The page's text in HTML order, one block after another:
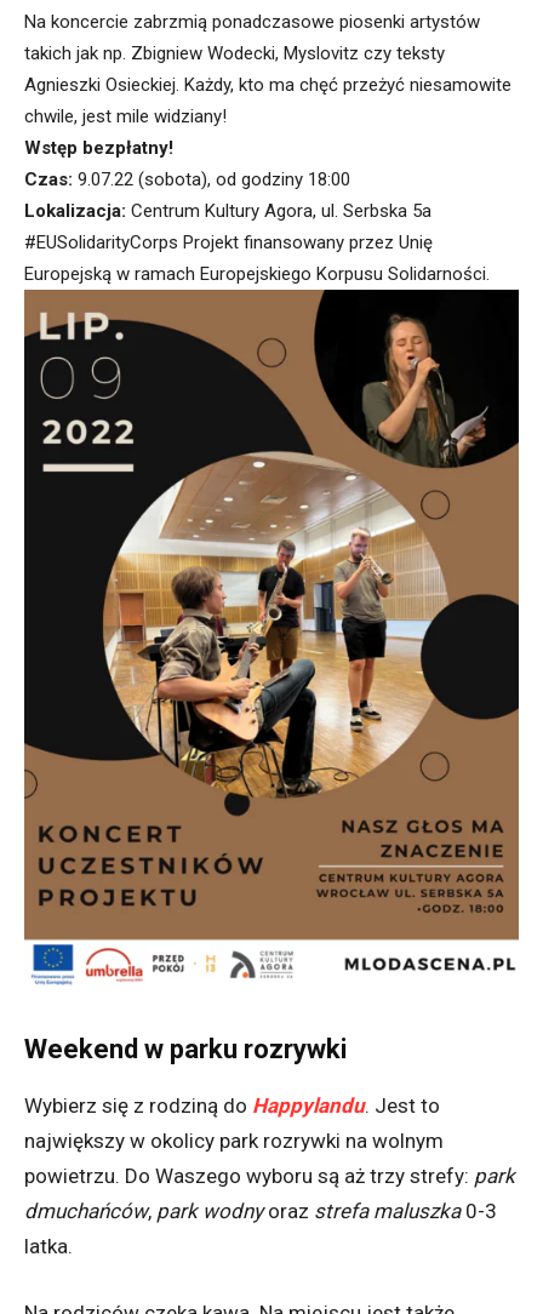
Na koncercie zabrzmią ponadczasowe piosenki artystów
takich jak np. Zbigniew Wodecki, Myslovitz czy teksty
Agnieszki Osieckiej. Każdy, kto ma chęć przeżyć niesamowite
chwile, jest mile widziany!
Wstęp bezpłatny!
Czas: 9.07.22 (sobota), od godziny 18:00
Lokalizacja: Centrum Kultury Agora, ul. Serbska 5a
#EUSolidarityCorps Projekt finansowany przez Unię
Europejską w ramach Europejskiego Korpusu Solidarności.
Weekend w parku rozrywki
Wybierz się z rodziną do Happylandu. Jest to
największy w okolicy park rozrywki na wolnym
powietrzu. Do Waszego wyboru są aż trzy strefy: park
dmuchańców, park wodnyoraz strefa maluszka0-3
latka.